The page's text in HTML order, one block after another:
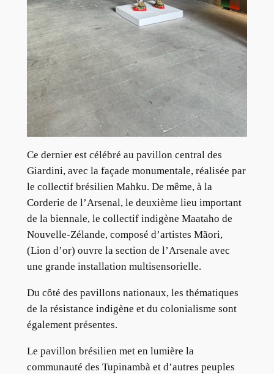
Ce dernier est célébré au pavillon central des
Giardini, avec la façade monumentale, réalisée par
le collectif brésilien Mahku. De même, à la
Corderie de l’Arsenal, le deuxième lieu important
de la biennale, le collectif indigène Maataho de
Nouvelle-Zélande, composé d’artistes Mãori,
(Lion d’or) ouvre la section de l’Arsenale avec
une grande installation multisensorielle.
Du côté des pavillons nationaux, les thématiques
de la résistance indigène et du colonialisme sont
également présentes.
Le pavillon brésilien met en lumière la
communauté des Tupinambà et d’autres peuples